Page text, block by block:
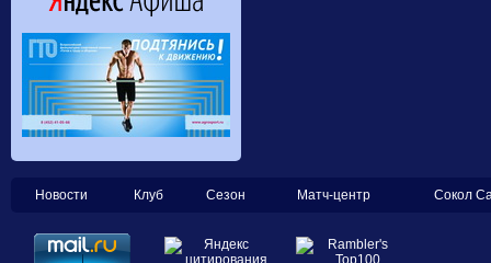
Новости Клуб Сезон Матч-центр Сокол